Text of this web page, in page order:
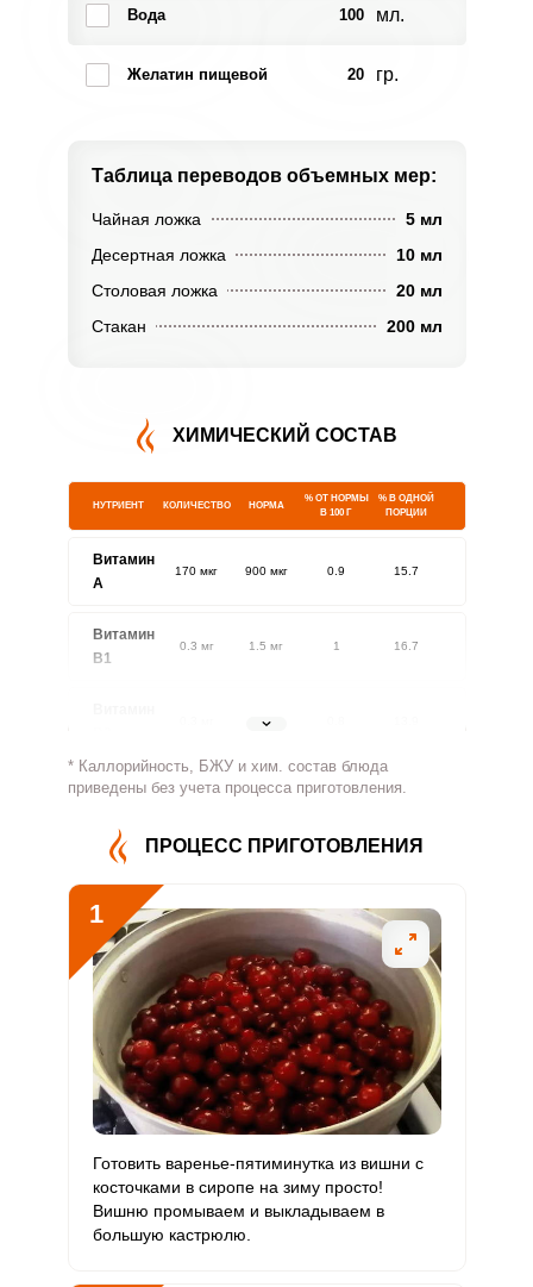
Вода 100 мл.
Желатин пищевой 20 гр.
Таблица переводов объемных мер:
Чайная ложка
5 мл
Десертная ложка
10 мл
Столовая ложка
20 мл
Стакан
200 мл
ХИМИЧЕСКИЙ СОСТАВ
НУТРИЕНТ КОЛИЧЕСТВО НОРМА
% ОТ НОРМЫ
В 100 Г
% В ОДНОЙ
ПОРЦИИ
Витамин
A
170 мкг 900 мкг 0.9 15.7
Витамин
В1
0.3 мг 1.5 мг 1 16.7
1.8 мг
Витамин
61 мг 500 мг 0.6 10.2
Витамин
В5
Витамин
В6
0.5 мг 2 мг 1.2 20.8
Витамин
60 мкг 400 мкг 0.7
Витамин
В12
0 3 мкг 0 0
Витамин
С
150 мкг 90 мкг 8.2 138.9
Витамин
* Каллорийность, БЖУ и хим. состав блюда
приведены без учета процесса приготовления.
ПРОЦЕСС ПРИГОТОВЛЕНИЯ
1
Готовить варенье-пятиминутка из вишни с
косточками в сиропе на зиму просто!
Вишню промываем и выкладываем в
большую кастрюлю.